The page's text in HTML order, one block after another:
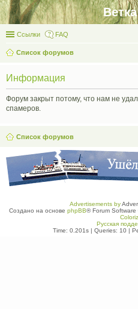
Ссылки FAQ
Список форумов
Информация
Форум закрыт потому, что нам не
спамеров.
Список форумов
Advertisements by
Создано на основе phpBB® Forum
Русская
Time: 0.201s| Queries: 10|